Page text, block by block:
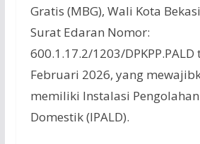
Gratis (MBG), Wali Kota
Surat Edaran Nomor:
600.1.17.2/1203/
Februari 2026, yang
memiliki Instalasi
Domestik (IPALD).